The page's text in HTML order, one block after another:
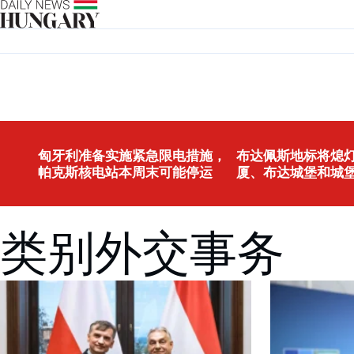
Skip to content
匈牙利准备实施紧急限电措施，
帕克斯核电站本周末可能停运
布达佩斯地标将熄
厦、布达城堡和城
类别外交事务